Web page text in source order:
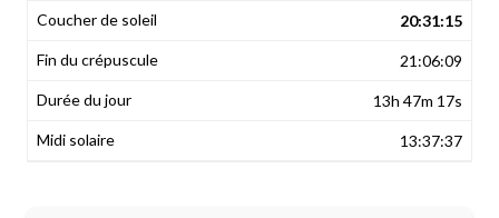
20:31:15
21:06:09
13h 47m 17s
13:37:37